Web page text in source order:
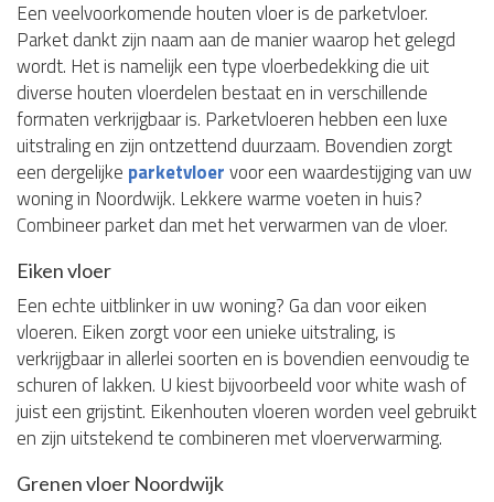
Een veelvoorkomende houten vloer is de parketvloer.
Parket dankt zijn naam aan de manier waarop het gelegd
wordt. Het is namelijk een type vloerbedekking die uit
diverse houten vloerdelen bestaat en in verschillende
formaten verkrijgbaar is. Parketvloeren hebben een luxe
uitstraling en zijn ontzettend duurzaam. Bovendien zorgt
een dergelijke parketvloervoor een waardestijging van uw
woning in Noordwijk. Lekkere warme voeten in huis?
Combineer parket dan met het verwarmen van de vloer.
Eiken vloer
Een echte uitblinker in uw woning? Ga dan voor eiken
vloeren. Eiken zorgt voor een unieke uitstraling, is
verkrijgbaar in allerlei soorten en is bovendien eenvoudig te
schuren of lakken. U kiest bijvoorbeeld voor white wash of
juist een grijstint. Eikenhouten vloeren worden veel gebruikt
en zijn uitstekend te combineren met vloerverwarming.
Grenen vloer Noordwijk